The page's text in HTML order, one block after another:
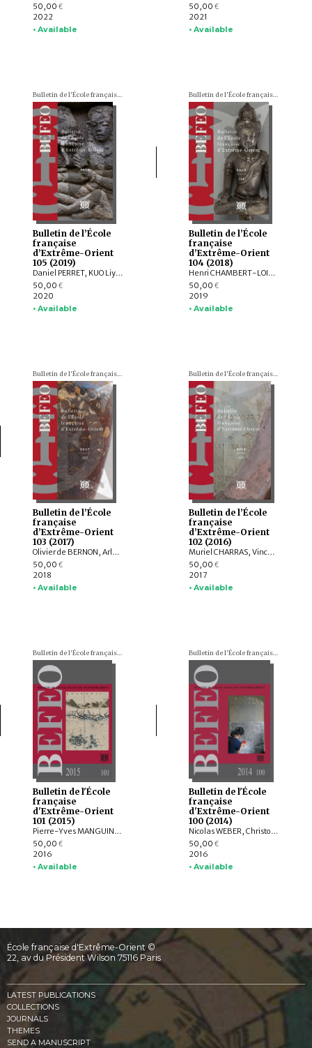
50,00 €
2022
• Available
50,00 €
2021
• Available
Bulletin de l'École française d'Extrême-Orient (BEFEO)
Bulletin de l’École
française
d’Extrême-Orient
105 (2019)
Daniel PERRET, KUO Liying, Andrew HARDY, Frédéric GIRARD, Jiří JÁKL, Pauline SEBILLAUD, LIU Xiaoxi, AGUSTIJANTO INDRAJAYA, Véronique DEGROOT, Franciscus VERELLEN, Nicolas CANE, INDUNG PANCA PUTRA, ARY SETYASTUTI, SUBAGYO PRAMUMIJOYO, AGNI SESARIA MOCHTAR, Patrick DALY, Edmund EDWARDS MCKINNON, R. Michael FEENER, TAI YEW SENG , ARDIANSYAH , Andrew PARNELL, NIZAMUDDIN , Nazli ISMAIL, Kerry SIEH, Jedrzej MAJEWSKI, Max DEEG, Elizabeth BERGER, HOU Kan, SUKAWATI SUSETYO, MOHD. SHERMAN BIN SAUFFI
50,00 €
2020
• Available
Bulletin de l'École française d'Extrême-Orient (BEFEO)
Bulletin de l’École
française
d’Extrême-Orient
104 (2018)
Henri CHAMBERT-LOIR, Hubert DELAHAYE, Aude FAVEREAU, Thomas Oliver PRYCE, Brice VINCENT, Pierre BAPTISTE, Andrea ACRI, David BOURGARIT, Grégory KOURILSKY, Lynn ATE, Tin Tin WIN, Louis CHAMPION, Thu Thu WIN, Kalayar MYAT MYAT HTWE, Aye Aye MAR, Baptiste PRADIER, Anna WILLIS, Mathilde MECHLING, Michele STEPHEN, Alexis LYCAS, LEI Yang, William Lloyd GIBSON, CAST:ING
50,00 €
2019
• Available
Bulletin de l'École française d'Extrême-Orient (BEFEO)
Bulletin de l’École
française
d’Extrême-Orient
103 (2017)
Olivier de BERNON, Arlo GRIFFITHS, Andrew OLLET, Bob HUDSON, Marc MIYAKE, Julian K. WHEATLEY, Jiří JÁKL, Tom HOOGERVORST, Jennifer L. GAYNOR, Nathan W. HILL, ZHAO Bing, Louise Allison CORT, Armand DESBAT, Béatrice WISNIEWSKI, WONG Sharon Wai-Yee, QIN Dashu, CHANG Jung Jung, YU Shan, HE Mengying, Alastair GORNALL, Hermann KULKE
50,00 €
2018
• Available
Bulletin de l'École française d'Extrême-Orient (BEFEO)
Bulletin de l’École
française
d’Extrême-Orient
102 (2016)
Muriel CHARRAS, Vincent TOURNIER, Roderich PTAK, Arlo GRIFFITHS, Jiří JÁKL, Hugo DAVID, Annabel Teh GALLOP, Amandine LEPOUTRE, Chiara BOCCI, Stefan BAUMS, Ingo STRAUCH, Kei KATAOKA, Mattia SALVINI, Péter-Dániel SZÁNTÓ, Andrea ACRI
50,00 €
2017
• Available
Bulletin de l'École française d'Extrême-Orient (BEFEO)
Bulletin de l'École
française
d'Extrême-Orient
101 (2015)
Pierre-Yves MANGUIN, Claudine SALMON , Paola CALANCA, Martin POLKINGHORNE, Amandine LEPOUTRE, Gregory SCHOPEN, Christine LORRE, Janet G. DOUGLAS, Federico CARO, GOH GEOK YIAN , Judith CAMERON, AGUSTIJANTO INDRAJAYA, Angela SCHOTTENHAMMER, CHENG Weichung, BASKORO D. TJAHJONO, Véronique DEGROOT
50,00 €
2016
• Available
Bulletin de l'École française d'Extrême-Orient (BEFEO)
Bulletin de l'École
française
d'Extrême-Orient
100 (2014)
Nicolas WEBER, Christophe POTTIER, Michela BUSSOTTI, Dominic GOODALL, Michel LORRILLARD, Dominique SOUTIF, Julia ESTEVE, Brice VINCENT, Gerdi GERSCHHEIMER, Martin POLKINGHORNE, Hélène NJOTO, Jean-Baptiste CHEVANCE, Michel ANTELME, Nicolas THOMAS, David BOURGARIT, Grégory KOURILSKY, IYANAGA Nobumi
50,00 €
2016
• Available
École française d'Extrême-Orient ©
22, av du Président Wilson 75116 Paris
LATEST PUBLICATIONS
COLLECTIONS
JOURNALS
THEMES
SEND A MANUSCRIPT